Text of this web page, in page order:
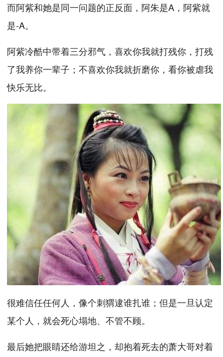
而阿紫和她是同一问题的正反面，阿朱是A，阿紫就
是-A。
阿紫冷酷中带着三分邪气，喜欢你我就打残你，打残
了我养你一辈子；不喜欢你我就折磨你，看你被虐我
快乐无比。
很难信任任何人，像个刺猬逮谁扎谁；但是一旦认定
某个人，就会死心塌地、不管不顾。
最后她把眼睛还给游坦之，却抱着死去的萧大哥对着